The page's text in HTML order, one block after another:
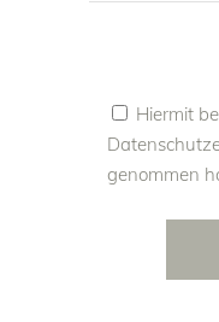
Hiermit
genommen